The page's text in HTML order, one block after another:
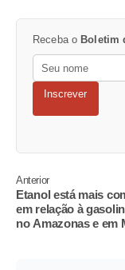
Receba o Boletim
Inscrever
Anterior
Etanol está mais
em relação à
no Amazonas e em